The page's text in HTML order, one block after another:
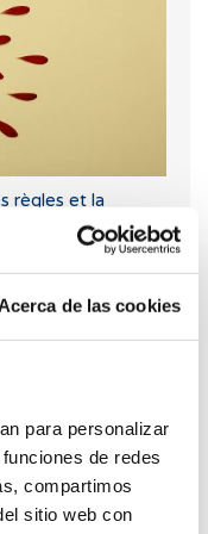
de las cookies
para personalizar
de redes
compartimos
sitio web con
règles et la
avec un test de